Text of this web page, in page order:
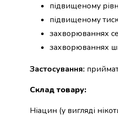
приготування
Спеції
та
приправи
Цукор
Все
випічки
Приправа
підвищеному
підвищеному
захворюваннях
захворюваннях
Застосування:
Склад товару:
Ніацин (у вигляді